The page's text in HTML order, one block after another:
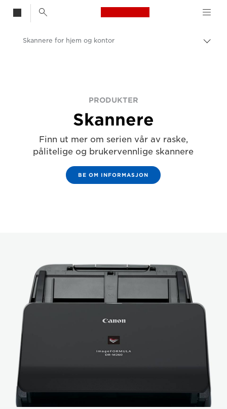
Canon Logo, back
Produkter og løsninger
Skannere for hjem og kontor
PRODUKTER
Skannere
Finn ut mer om serien vår av raske,
pålitelige og brukervennlige skannere
BE OM INFORMASJON